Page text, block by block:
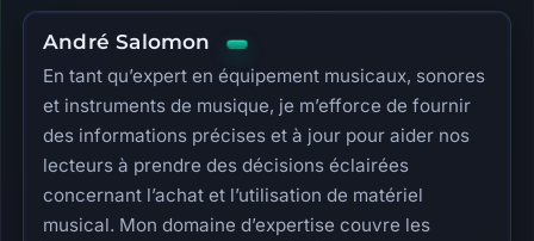
André Salomon
En tant qu’expert en équipement musicaux, sonores
et instruments de musique, je m’efforce de fournir
des informations précises et à jour pour aider nos
lecteurs à prendre des décisions éclairées
concernant l’achat et l’utilisation de matériel
musical. Mon domaine d’expertise couvre les